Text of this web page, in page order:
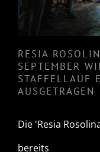
RESIA
SEPTEMBER
STAFFELLAUF
AUSGETRAGEN
Die 'Resia
bereits